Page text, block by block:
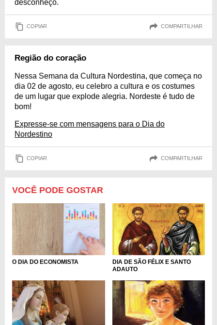
desconheço.
COPIAR COMPARTILHAR
Região do coração
Nessa Semana da Cultura Nordestina, que começa no
dia 02 de agosto, eu celebro a cultura e os costumes
de um lugar que explode alegria. Nordeste é tudo de
bom!
Expresse-se com mensagens para o Dia do
Nordestino
COPIAR COMPARTILHAR
VOCÊ PODE GOSTAR
O DIA DO ECONOMISTA
DIA DE SÃO FÉLIX E SANTO
ADAUTO